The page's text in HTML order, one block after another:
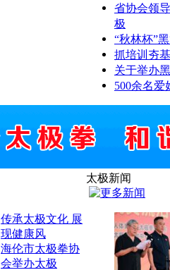
省协会领
极
“秋林杯”
抓培训夯
关于举办
500余名
传承太极文化 展
现健康风
海伦市太极拳协
会举办太极
太极新闻